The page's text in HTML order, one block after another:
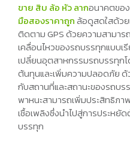
ขาย สิบ ล้อ หัว ลากอนาคตขอ
มือสองราคาถูกล้อดูสดใสด้วย
ติดตาม GPS ด้วยความสามา
เคลื่อนไหวของรถบรรทุกแบบเ
เปลี่ยนอุตสาหกรรมรถบรรทุก
ต้นทุนและเพิ่มความปลอดภัย ด้
กับสถานที่และสถานะของรถบ
พาหนะสามารถเพิ่มประสิทธิภา
เชื้อเพลิงซึ่งนำไปสู่การประห
บรรทุก